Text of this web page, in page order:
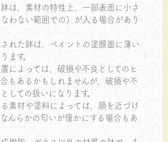
は、素材の特性上、一部表面に小さ
わない範囲での）が入る場合があり
れた鉢は、ペイントの塗膜面に薄い
ます。
によっては、破損や不良としてのヒ
もあるかもしれませんが、破損や不
しての扱いになります。
素材や塗料によっては、顔を近づけ
んらかの匂いが僅かにする場合もあ